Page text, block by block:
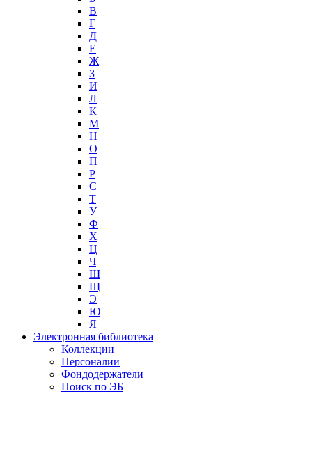
В
Г
Д
Е
Ж
З
И
Л
К
М
Н
О
П
Р
С
Т
У
Ф
Х
Ц
Ч
Ш
Щ
Э
Ю
Я
Электронная библиотека
Коллекции
Персоналии
Фондодержатели
Поиск по ЭБ